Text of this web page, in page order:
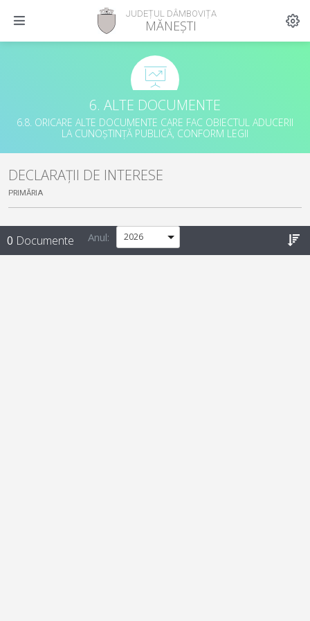
JUDEȚUL DÂMBOVIȚA
MĂNEȘTI
6. ALTE DOCUMENTE
6.8. ORICARE ALTE DOCUMENTE CARE FAC OBIECTUL ADUCERII
LA CUNOȘTINȚĂ PUBLICĂ, CONFORM LEGII
DECLARAȚII DE INTERESE
PRIMĂRIA
0 Documente Anul: